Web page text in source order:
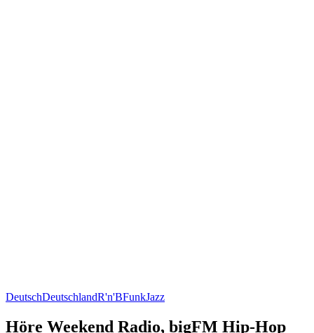
DeutschDeutschlandR'n'BFunkJazz
Höre Weekend Radio, bigFM Hip-Hop